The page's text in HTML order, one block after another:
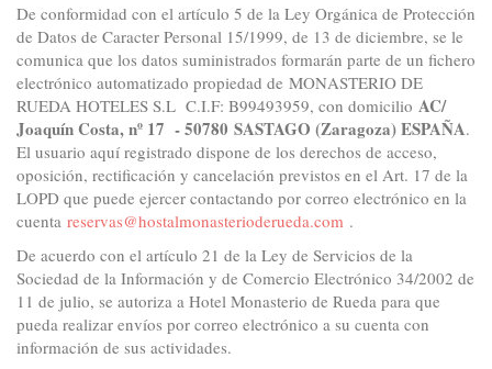
De conformidad con el artículo 5 de la Ley Orgánica de Protección
de Datos de Caracter Personal 15/1999, de 13 de diciembre, se le
comunica que los datos suministrados formarán parte de un fichero
electrónico automatizado propiedad de MONASTERIO DE
RUEDA HOTELES S.L C.I.F: B99493959, con domicilio AC/
Joaquín Costa, nº 17 - 50780 SASTAGO (Zaragoza) ESPAÑA.
El usuario aquí registrado dispone de los derechos de acceso,
oposición, rectificación y cancelación previstos en el Art. 17 de la
LOPD que puede ejercer contactando por correo electrónico en la
cuenta reservas@hostalmonasterioderueda.com .
De acuerdo con el artículo 21 de la Ley de Servicios de la
Sociedad de la Información y de Comercio Electrónico 34/2002 de
11 de julio, se autoriza a Hotel Monasterio de Rueda para que
pueda realizar envíos por correo electrónico a su cuenta con
información de sus actividades.